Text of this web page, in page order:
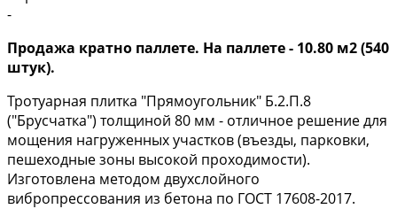
-
Продажа кратно паллете. На паллете - 10.80 м2 (540
штук).
Тротуарная плитка "Прямоугольник" Б.2.П.8
("Брусчатка") толщиной 80 мм - отличное решение для
мощения нагруженных участков (въезды, парковки,
пешеходные зоны высокой проходимости).
Изготовлена методом двухслойного
вибропрессования из бетона по ГОСТ 17608-2017.